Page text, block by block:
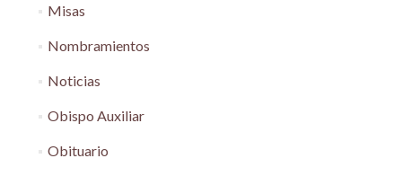
Misas
Nombramientos
Noticias
Obispo Auxiliar
Obituario